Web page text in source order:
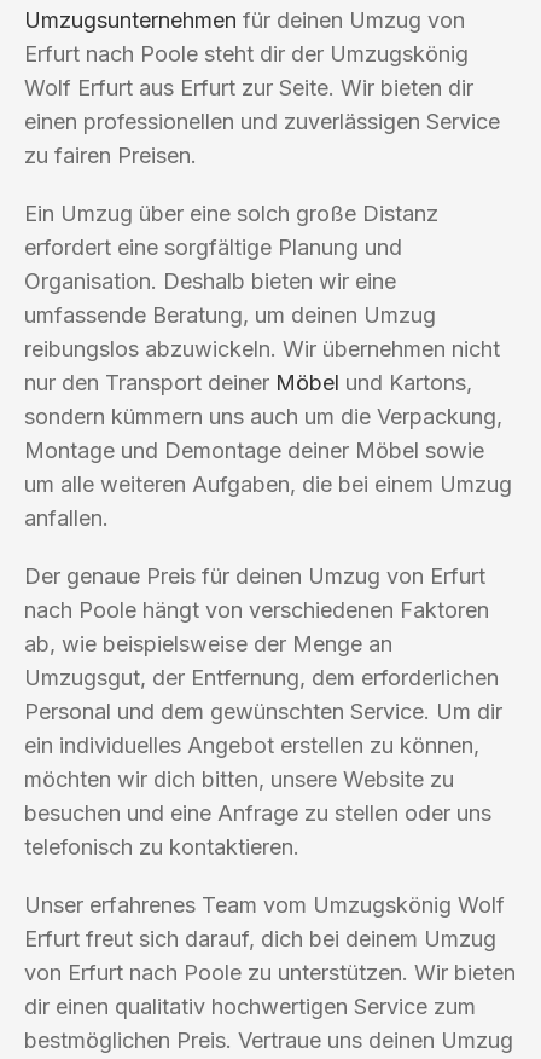
Umzugsunternehmen für deinen Umzug von
Erfurt nach Poole steht dir der Umzugskönig
Wolf Erfurt aus Erfurt zur Seite. Wir bieten dir
einen professionellen und zuverlässigen Service
zu fairen Preisen.
Ein Umzug über eine solch große Distanz
erfordert eine sorgfältige Planung und
Organisation. Deshalb bieten wir eine
umfassende Beratung, um deinen Umzug
reibungslos abzuwickeln. Wir übernehmen nicht
nur den Transport deiner Möbel und Kartons,
sondern kümmern uns auch um die Verpackung,
Montage und Demontage deiner Möbel sowie
um alle weiteren Aufgaben, die bei einem Umzug
anfallen.
Der genaue Preis für deinen Umzug von Erfurt
nach Poole hängt von verschiedenen Faktoren
ab, wie beispielsweise der Menge an
Umzugsgut, der Entfernung, dem erforderlichen
Personal und dem gewünschten Service. Um dir
ein individuelles Angebot erstellen zu können,
möchten wir dich bitten, unsere Website zu
besuchen und eine Anfrage zu stellen oder uns
telefonisch zu kontaktieren.
Unser erfahrenes Team vom Umzugskönig Wolf
Erfurt freut sich darauf, dich bei deinem Umzug
von Erfurt nach Poole zu unterstützen. Wir bieten
dir einen qualitativ hochwertigen Service zum
bestmöglichen Preis. Vertraue uns deinen Umzug